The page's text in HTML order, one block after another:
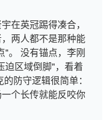
在英冠踢得凑合，
两人都不是那种能
"。 没有锚点，李刚
迫区域倒脚"，看着
防守逻辑很简单：
个长传就能反咬你